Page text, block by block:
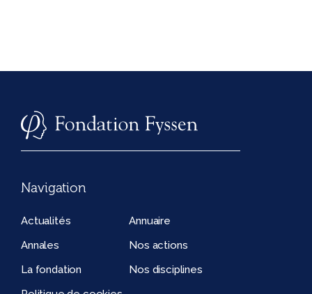
Navigation
Actualités
Annuaire
Annales
Nos actions
La fondation
Nos disciplines